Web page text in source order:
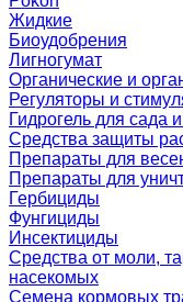
Жидкие
Биоудобрения
Лигногумат
Органические и
Регуляторы и
Гидрогель для сада
Средства защиты
Препараты для
Препараты для
Гербициды
Фунгициды
Инсектициды
Средства от моли,
насекомых
Семена кормовых